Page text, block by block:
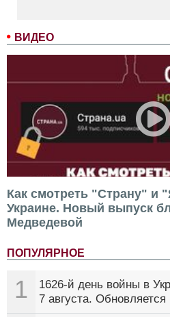
ВИДЕО
Как смотреть "Страну" и
Украине. Новый выпуск
Медведевой
ПОПУЛЯРНОЕ
1
1626-й день войны в
7 августа. Обновляется